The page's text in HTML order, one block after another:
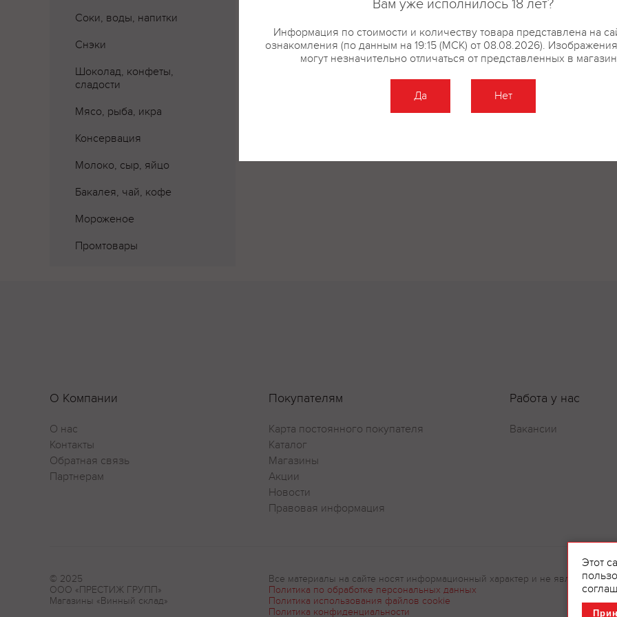
Соки, воды, напитки
Снэки
Шоколад, конфеты,
сладости
Мясо, рыба, икра
Консервация
Молоко, сыр, яйцо
Бакалея, чай, кофе
Мороженое
Промтовары
О Компании
О нас
Контакты
Обратная связь
Партнерам
Покупателям
Карта постоянного покупателя
Каталог
Магазины
Акции
Новости
Правовая информация
Работа у нас
Вакансии
© 2025
ООО «ПРЕСТИЖ ГРУПП»
Магазины «Винный склад»
Все материалы на сайте носят информационный характер и не являются
Политика по обработке персональных данных
Политика использования файлов cookie
Политика конфиденциальности
Этот
Вам уже исполнилось 18 лет?
Информация по стоимости и количеству товара представлена на
ознакомления (по данным на 19:15 (МСК) от 08.08.2026).
могут незначительно отличаться от представленных в
Да Нет